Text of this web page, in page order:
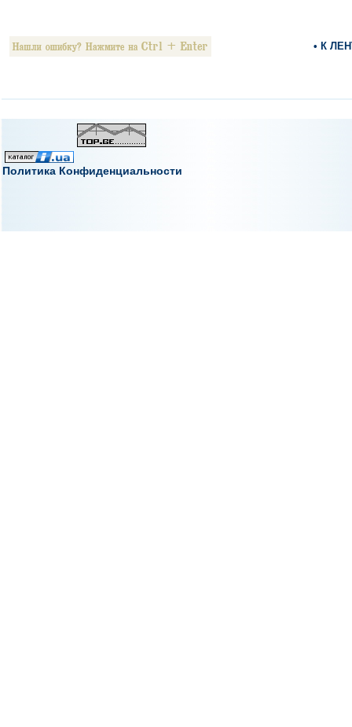
• К
Политика Конфиденциальности